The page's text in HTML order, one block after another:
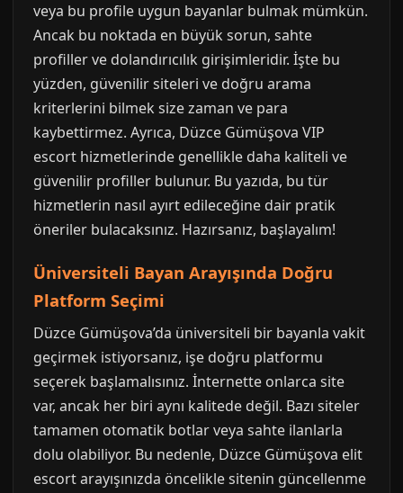
veya bu profile uygun bayanlar bulmak mümkün.
Ancak bu noktada en büyük sorun, sahte
profiller ve dolandırıcılık girişimleridir. İşte bu
yüzden, güvenilir siteleri ve doğru arama
kriterlerini bilmek size zaman ve para
kaybettirmez. Ayrıca, Düzce Gümüşova VIP
escort hizmetlerinde genellikle daha kaliteli ve
güvenilir profiller bulunur. Bu yazıda, bu tür
hizmetlerin nasıl ayırt edileceğine dair pratik
öneriler bulacaksınız. Hazırsanız, başlayalım!
Üniversiteli Bayan Arayışında Doğru
Platform Seçimi
Düzce Gümüşova’da üniversiteli bir bayanla vakit
geçirmek istiyorsanız, işe doğru platformu
seçerek başlamalısınız. İnternette onlarca site
var, ancak her biri aynı kalitede değil. Bazı siteler
tamamen otomatik botlar veya sahte ilanlarla
dolu olabiliyor. Bu nedenle, Düzce Gümüşova elit
escort arayışınızda öncelikle sitenin güncellenme